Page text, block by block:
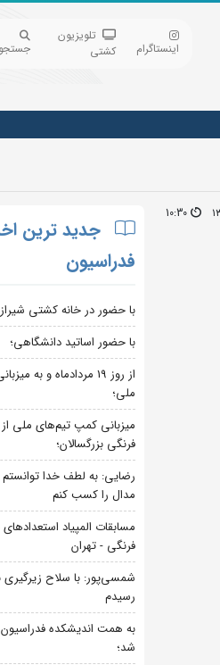
اینستاگرام
تلویزیون
کشتی
10:30
جدید ترین
فدراسیون
با حضور در خانه کشتی
با حضور اساتید دانشگاهی؛
از روز 19 مردادماه و
ملی؛
میزبانی کمپ تیم‌های ملی
فرنگی بزرگسالان؛
رضایی: به لطف خدا
مدال را کسب کنم
مسابقات المپیاد
فرنگی - تهران
شمسی‌پور: با سلاح زیرگیری
رسیدم
به همت اندیشکده فدراسیون
شد؛